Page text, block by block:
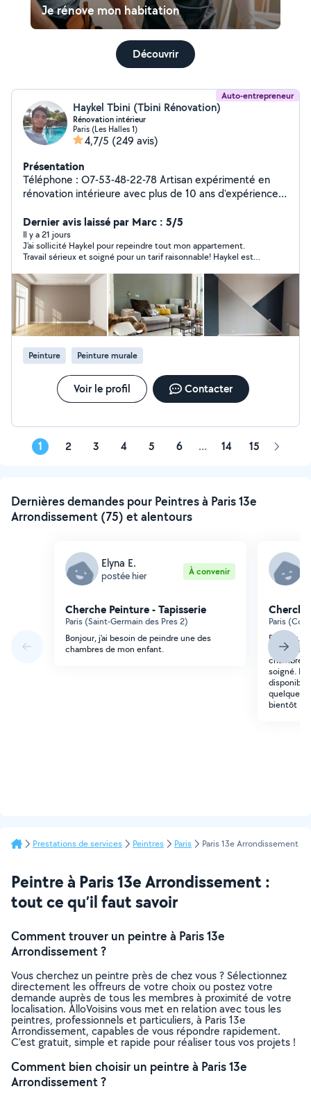
Je rénove mon habitation
Découvrir
Auto-entrepreneur
Haykel Tbini (Tbini Rénovation)
Rénovation intérieur
Paris (Les Halles 1)
4,7/5 (249 avis)
Présentation
Téléphone : O7-53-48-22-78 Artisan expérimenté en
rénovation intérieure avec plus de 10 ans d'expérience,
de vos attentes. Je vous accompagne dans tous vos
projets de : peinture intérieure (finition soignée)
préparation des supports (enduit, ponçage) pose de
placo, parquet et carrelage rénovation de salle de bain
Je travaille avec sérieux et précision, en respectant les
délais et en utilisant des matériaux de qualité, afin de
vous garantir un résultat durable. Votre satisfaction est
ma priorité. Des prix adaptés à votre budget. Devis et
déplacement gratuits. N'hésitez pas à me contacter
pour échanger sur votre projet.
Dernier avis laissé par Marc : 5/5
Il y a 21 jours
J'ai sollicité Haykel pour repeindre tout mon appartement.
Travail sérieux et soigné pour un tarif raisonnable! Haykel est
referai appel à lui sans hésiter pour d'autres prestations !
Peinture Peinture murale
Voir le profil Contacter
1 2 3 4 5 6 ... 14 15 Page
Dernières demandes pour Peintres à Paris 13e
Arrondissement (75) et alentours
Elyna E.
postée hier À convenir
Cherche Peinture - Tapisserie
Paris (Saint-Germain des Pres 2)
Bonjour, j'ai besoin de peindre une des
chambres de mon enfant.
Paris
Bonjour,
sérieuse
chambre.
soigné.
quelques
bientôt !
Prestations de services Peintres Paris Paris 13e Arrondissement
Peintre à Paris 13e Arrondissement :
tout ce qu’il faut savoir
Comment trouver un peintre à Paris 13e
Arrondissement ?
Vous cherchez un peintre près de chez vous ? Sélectionnez
directement les offreurs de votre choix ou postez votre
demande auprès de tous les membres à proximité de votre
localisation. AlloVoisins vous met en relation avec tous les
peintres, professionnels et particuliers, à Paris 13e
Arrondissement, capables de vous répondre rapidement.
C’est gratuit, simple et rapide pour réaliser tous vos projets !
Comment bien choisir un peintre à Paris 13e
Arrondissement ?